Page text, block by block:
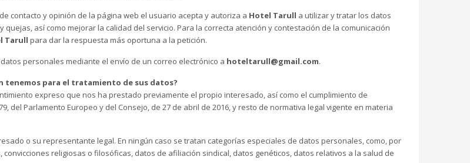
contacto y opinión de la página web el usuario acepta y autoriza a Hotel Tarull a utilizar y tratar los datos
así como mejorar la calidad del servicio. Para la correcta atención y contestación de la comunicación
Tarull para dar la respuesta más oportuna a la petición.
personales mediante el envío de un correo electrónico a hoteltarull@gmail.com.
tenemos para el tratamiento de sus datos?
expreso que nos ha prestado previamente el propio interesado, así como el cumplimiento de
del Parlamento Europeo y del Consejo, de 27 de abril de 2016, y resto de normativa legal vigente en materia
o su representante legal. En ningún caso se tratan categorías especiales de datos personales, como, por
religiosas o filosóficas, datos de afiliación sindical, datos genéticos, datos relativos a la salud de